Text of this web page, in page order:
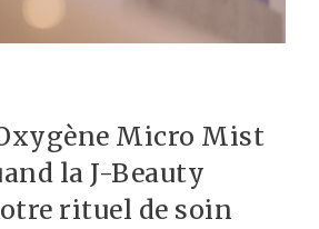
Micro Mist
la J-Beauty
rituel de soin